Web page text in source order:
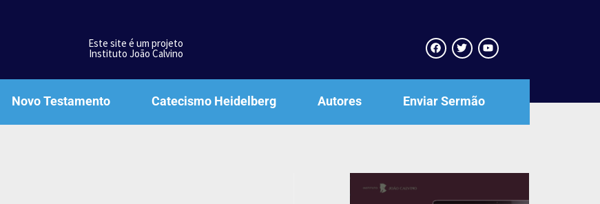
Este site é um projeto
Instituto João Calvino
Novo Testamento Catecismo Heidelberg Autores Enviar Sermão